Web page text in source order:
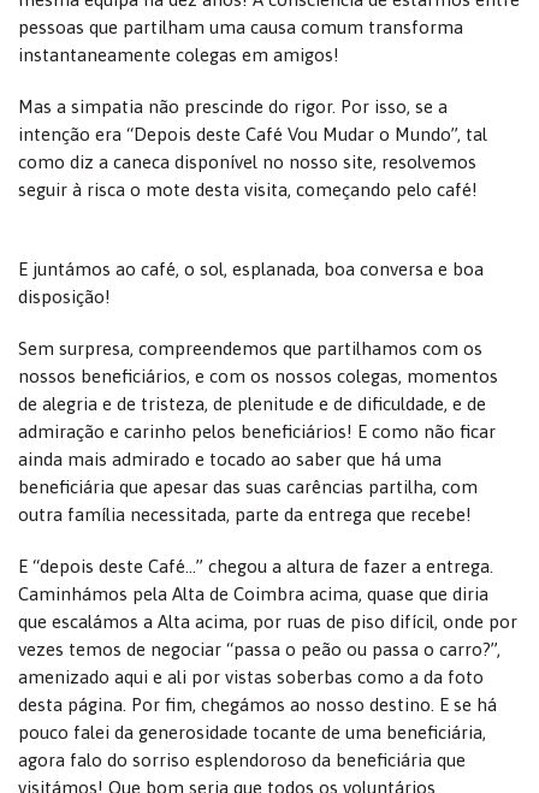
pessoas que partilham uma causa comum transforma
instantaneamente colegas em amigos!
Mas a simpatia não prescinde do rigor. Por isso, se a
intenção era “Depois deste Café Vou Mudar o Mundo”, tal
como diz a caneca disponível no nosso site, resolvemos
seguir à risca o mote desta visita, começando pelo café!
E juntámos ao café, o sol, esplanada, boa conversa e boa
disposição!
Sem surpresa, compreendemos que partilhamos com os
nossos beneficiários, e com os nossos colegas, momentos
de alegria e de tristeza, de plenitude e de dificuldade, e de
admiração e carinho pelos beneficiários! E como não ficar
ainda mais admirado e tocado ao saber que há uma
beneficiária que apesar das suas carências partilha, com
outra família necessitada, parte da entrega que recebe!
E “depois deste Café…” chegou a altura de fazer a entrega.
Caminhámos pela Alta de Coimbra acima, quase que diria
que escalámos a Alta acima, por ruas de piso difícil, onde por
vezes temos de negociar “passa o peão ou passa o carro?”,
amenizado aqui e ali por vistas soberbas como a da foto
desta página. Por fim, chegámos ao nosso destino. E se há
pouco falei da generosidade tocante de uma beneficiária,
agora falo do sorriso esplendoroso da beneficiária que
visitámos! Que bom seria que todos os voluntários